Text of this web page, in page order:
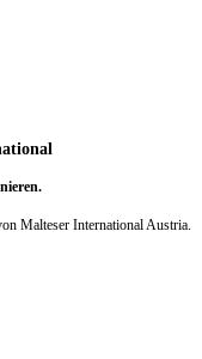
Malteser International Austria.